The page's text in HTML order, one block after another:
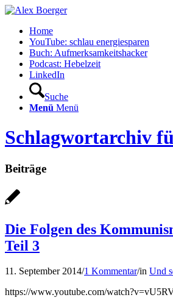
Home
YouTube: schlau energiesparen
Buch: Aufmerksamkeitshacker
Podcast: Hebelzeit
LinkedIn
Suche
Menü Menü
Schlagwortarchiv
Beiträge
Die Folgen des
Teil 3
11. September 2014/1 Kommentar/in Und
https://www.youtube.com/